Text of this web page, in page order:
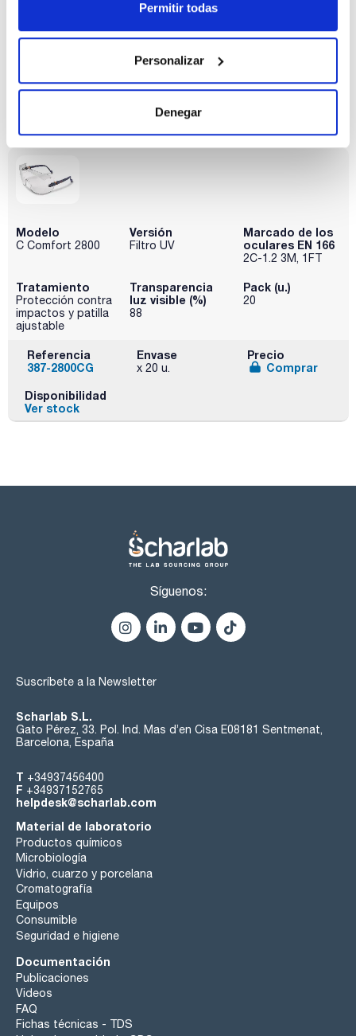
Permitir todas
Personalizar
Denegar
Filtro UV
Transparencia
luz visible (%)
92
20
387-71448C
x 20 u.
Comprar
Modelo
C Comfort 2800
Versión
Filtro UV
Marcado de los
oculares EN 166
2C-1.2 3M, 1FT
Tratamiento
Protección contra
impactos y patilla
ajustable
Transparencia
luz visible (%)
88
Pack (u.)
20
Referencia
387-2800CG
Envase
x 20 u.
Precio
Comprar
Disponibilidad
Ver stock
Síguenos:
Suscríbete a la Newsletter
Scharlab S.L.
Gato Pérez, 33. Pol. Ind. Mas d’en Cisa E08181 Sentmenat,
Barcelona, España
T +34937456400
F +34937152765
helpdesk@scharlab.com
Material de laboratorio
Productos químicos
Microbiología
Vidrio, cuarzo y porcelana
Cromatografía
Equipos
Consumible
Seguridad e higiene
Documentación
Publicaciones
Videos
FAQ
Fichas técnicas - TDS